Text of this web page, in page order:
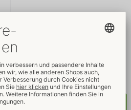
Strapless Strap-On Triple
Teaser
Strapless Strap-On- ORION Brand
05096630000
UVP: 49,95 €